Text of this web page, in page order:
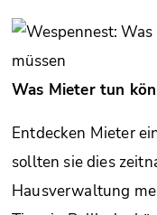
Was Mieter tun
Entdecken Mieter
sollten sie dies
Hausverwaltung